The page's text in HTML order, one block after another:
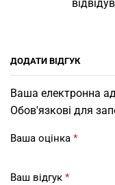
ДОДАТИ ВІДГУК
Ваша електронна
Обов'язкові для
Ваша оцінка *
Ваш відгук *